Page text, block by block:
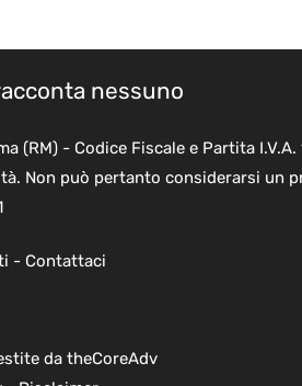
nessuno
(RM) - Codice Fiscale e Partita I.V.A.
Non può pertanto considerarsi un
- Contattaci
da theCoreAdv